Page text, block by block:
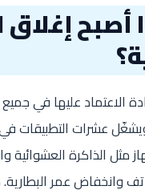
أصبح
الاعتماد عليها في
عشرات التطبيقات
مثل الذاكرة
وانخفاض عمر